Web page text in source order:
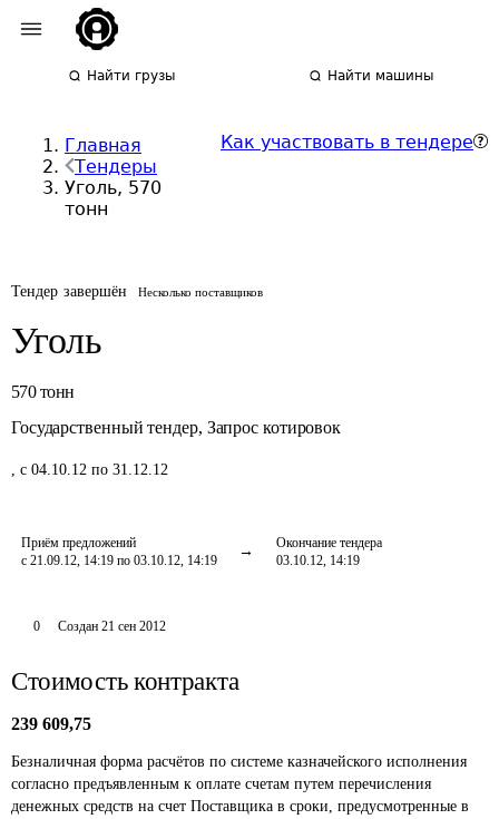
Найти грузы Найти машины
Главная
Тендеры
Уголь, 570
тонн
Как участвовать в тендере
Тендер завершён Несколько поставщиков
Уголь
570 тонн
Государственный тендер, Запрос котировок
, с 04.10.12 по 31.12.12
Приём предложений
с 21.09.12, 14:19 по 03.10.12, 14:19
Окончание тендера
03.10.12, 14:19
0 Создан 21 сен 2012
Стоимость контракта
239 609,75
Безналичная форма расчётов по системе казначейского исполнения
согласно предъявленным к оплате счетам путем перечисления
денежных средств на счет Поставщика в сроки, предусмотренные в